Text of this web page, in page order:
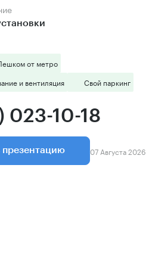
от метро
и вентиляция
Свой паркинг
023-10-18
презентацию 07 Августа 2026